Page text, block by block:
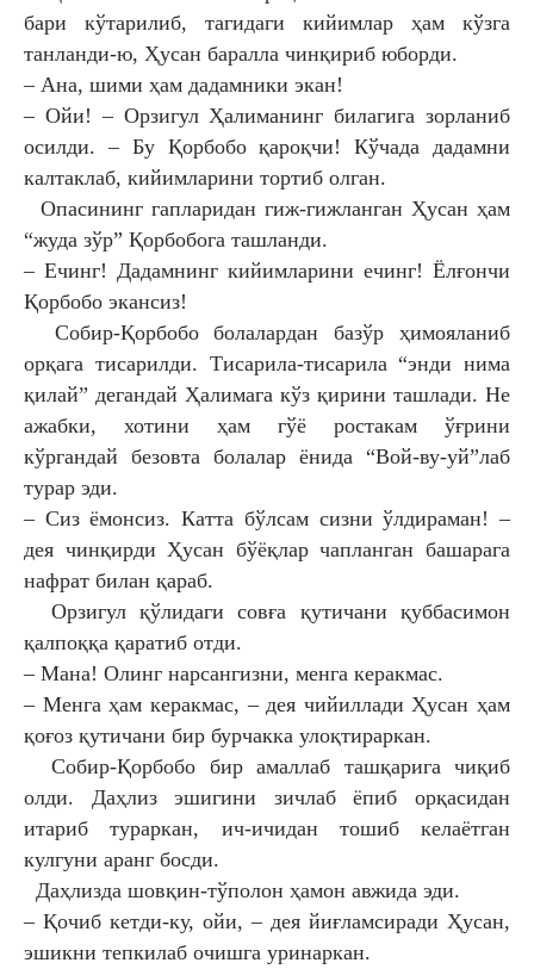
бари кўтарилиб, тагидаги кийимлар ҳам кўзга
танланди-ю, Ҳусан баралла чинқириб юборди.
– Ана, шими ҳам дадамники экан!
– Ойи! – Орзигул Ҳалиманинг билагига зорланиб
осилди. – Бу Қорбобо қароқчи!Кўчада дадамни
калтаклаб, кийимларини тортиб олган.
Опасининг гапларидан гиж-гижланган Ҳусан ҳам
“жуда зўр” Қорбобога ташланди.
– Ечинг! Дадамнинг кийимларини ечинг! Ёлғончи
Қорбобо экансиз!
Собир-Қорбобо болалардан базўр ҳимояланиб
орқага тисарилди. Тисарила-тисарила “энди нима
қилай” дегандай Ҳалимага кўз қирини ташлади. Не
ажабки, хотини ҳам гўё ростакам ўғрини
кўргандай безовта болалар ёнида “Вой-ву-уй”лаб
турар эди.
– Сиз ёмонсиз. Катта бўлсам сизниўлдираман! –
дея чинқирди Ҳусан бўёқларчапланган башарага
нафрат билан қараб.
Орзигул қўлидаги совға қутичани қуббасимон
қалпоққа қаратиб отди.
– Мана! Олинг нарсангизни, менга керакмас.
– Менга ҳам керакмас, – дея чийиллади Ҳусан ҳам
қоғоз қутичани бир бурчакка улоқтираркан.
Собир-Қорбобо бир амаллаб ташқарига чиқиб
олди. Даҳлиз эшигини зичлаб ёпиб орқасидан
итариб тураркан, ич-ичидан тошиб келаётган
кулгуни аранг босди.
Даҳлизда шовқин-тўполон ҳамон авжида эди.
– Қочиб кетди-ку, ойи, – дея йиғламсиради Ҳусан,
эшикни тепкилаб очишга уринаркан.